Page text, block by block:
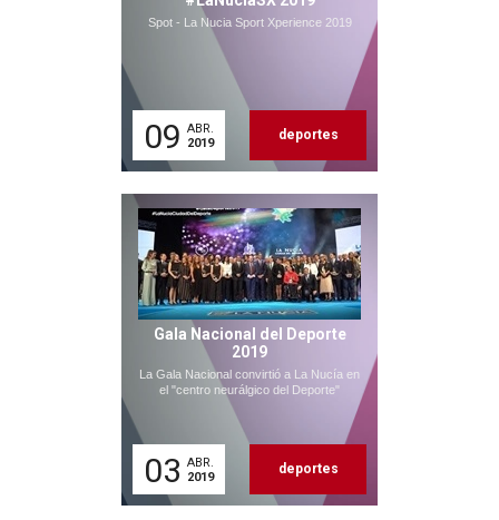
Spot - La Nucia Sport Xperience 2019
09 ABR.
2019
deportes
Gala Nacional del Deporte
2019
La Gala Nacional convirtió a La Nucía en
el "centro neurálgico del Deporte"
03 ABR.
2019
deportes